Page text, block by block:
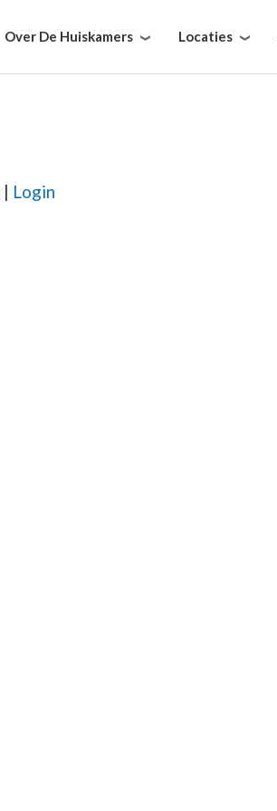
Over De Huiskamers Locaties
| Login